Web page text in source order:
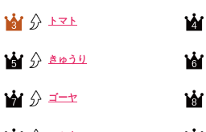
3 トマト 4
5 きゅうり 6
7 ゴーヤ 8